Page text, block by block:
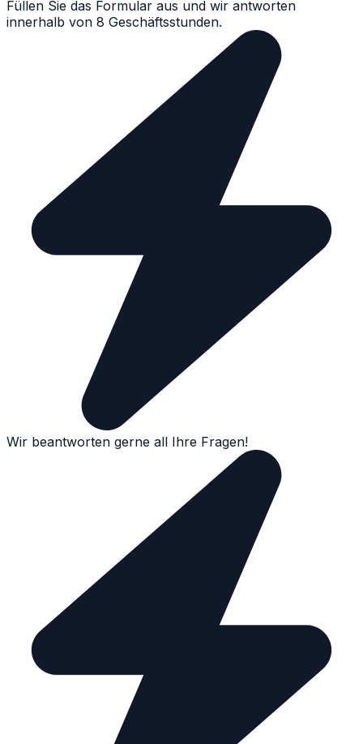
Füllen Sie das Formular aus und wir antworten
innerhalb von 8 Geschäftsstunden.
Wir beantworten gerne all Ihre Fragen!